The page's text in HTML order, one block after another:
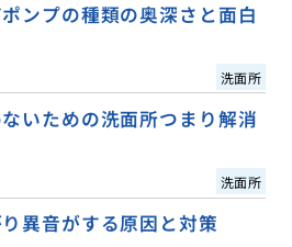
ンプの種類の奥深さと面白
洗面所
いための洗面所つまり解消
洗面所
異音がする原因と対策